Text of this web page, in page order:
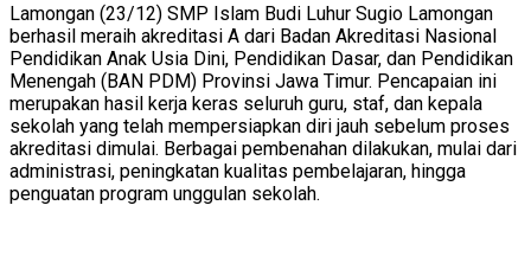
Lamongan (23/12) SMP Islam Budi Luhur Sugio Lamongan
berhasil meraih akreditasi A dari Badan Akreditasi Nasional
Pendidikan Anak Usia Dini, Pendidikan Dasar, dan Pendidikan
Menengah (BAN PDM) Provinsi Jawa Timur. Pencapaian ini
merupakan hasil kerja keras seluruh guru, staf, dan kepala
sekolah yang telah mempersiapkan diri jauh sebelum proses
akreditasi dimulai. Berbagai pembenahan dilakukan, mulai dari
administrasi, peningkatan kualitas pembelajaran, hingga
penguatan program unggulan sekolah.